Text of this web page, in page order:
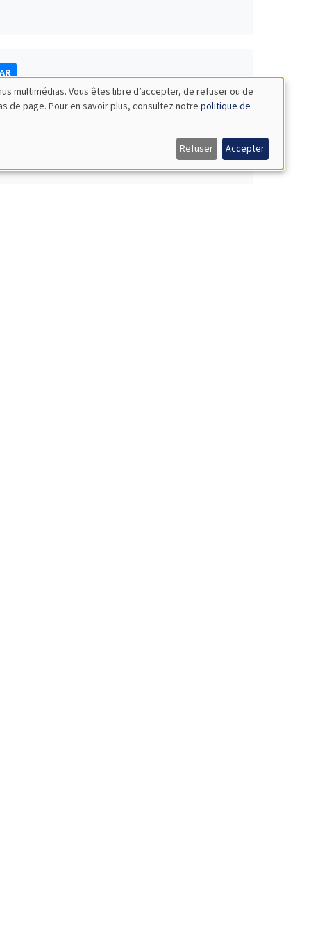
multimédias. Vous êtes libre d’accepter, de refuser ou de
de page. Pour en savoir plus, consultez notre politique de
Refuser Accepter